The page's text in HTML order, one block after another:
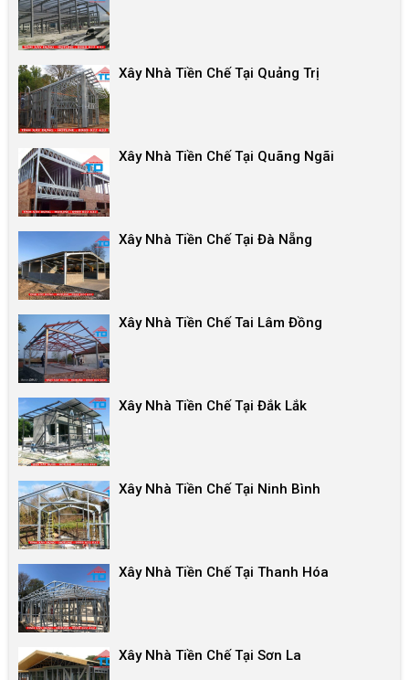
Xây Nhà Tiền Chế Tại Quảng Trị
Xây Nhà Tiền Chế Tại Quãng Ngãi
Xây Nhà Tiền Chế Tại Đà Nẵng
Xây Nhà Tiền Chế Tai Lâm Đồng
Xây Nhà Tiền Chế Tại Đắk Lắk
Xây Nhà Tiền Chế Tại Ninh Bình
Xây Nhà Tiền Chế Tại Thanh Hóa
Xây Nhà Tiền Chế Tại Sơn La